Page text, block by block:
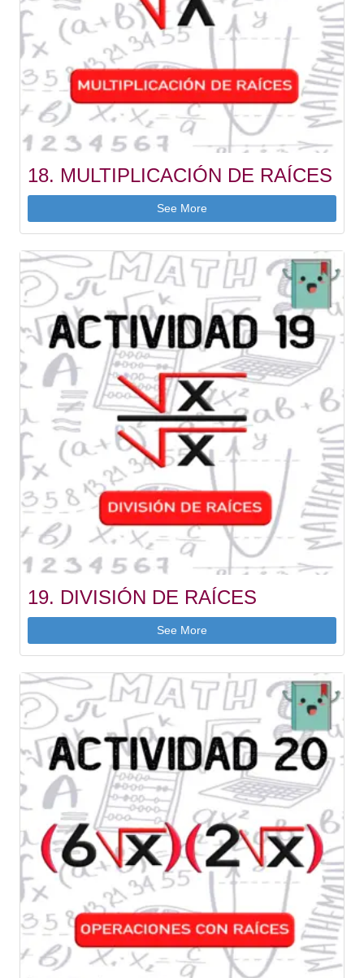
18. MULTIPLICACIÓN DE RAÍCES
See More
19. DIVISIÓN DE RAÍCES
See More